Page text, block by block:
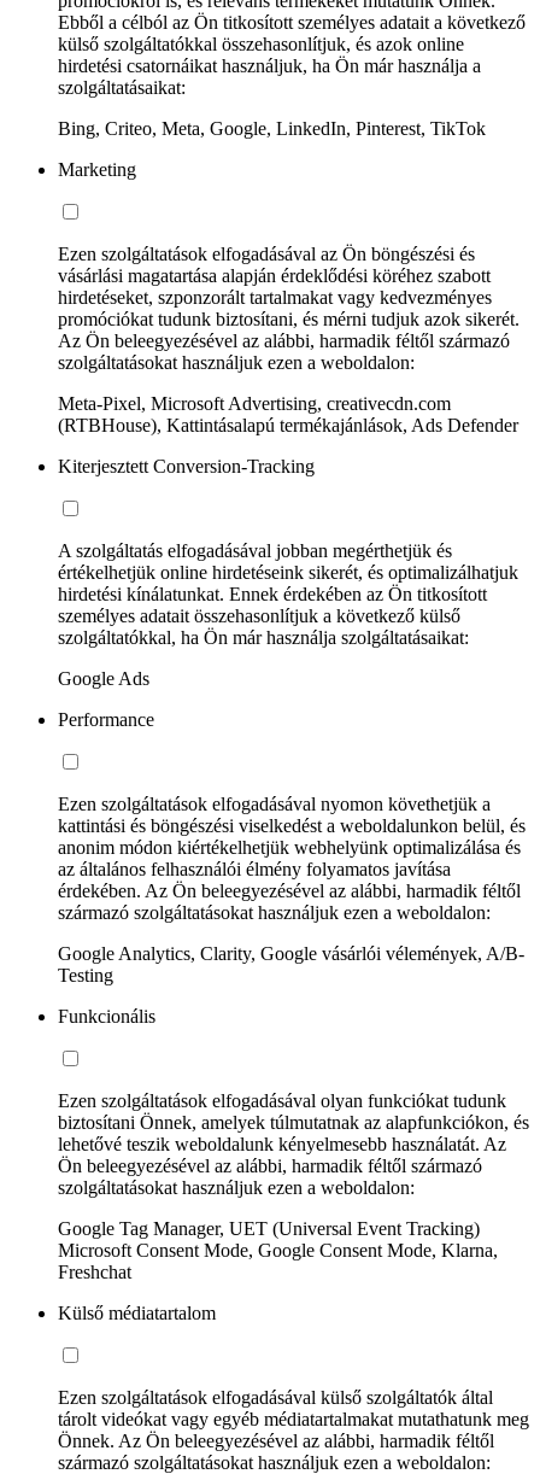
Ebből a célból az Ön titkosított személyes adatait a következő
külső szolgáltatókkal összehasonlítjuk, és azok online
hirdetési csatornáikat használjuk, ha Ön már használja a
szolgáltatásaikat:
Bing, Criteo, Meta, Google, LinkedIn, Pinterest, TikTok
Marketing
Ezen szolgáltatások elfogadásával az Ön böngészési és
vásárlási magatartása alapján érdeklődési köréhez szabott
hirdetéseket, szponzorált tartalmakat vagy kedvezményes
promóciókat tudunk biztosítani, és mérni tudjuk azok sikerét.
Az Ön beleegyezésével az alábbi, harmadik féltől származó
szolgáltatásokat használjuk ezen a weboldalon:
Meta-Pixel, Microsoft Advertising, creativecdn.com
(RTBHouse), Kattintásalapú termékajánlások, Ads Defender
Kiterjesztett Conversion-Tracking
A szolgáltatás elfogadásával jobban megérthetjük és
értékelhetjük online hirdetéseink sikerét, és optimalizálhatjuk
hirdetési kínálatunkat. Ennek érdekében az Ön titkosított
személyes adatait összehasonlítjuk a következő külső
szolgáltatókkal, ha Ön már használja szolgáltatásaikat:
Google Ads
Performance
Ezen szolgáltatások elfogadásával nyomon követhetjük a
kattintási és böngészési viselkedést a weboldalunkon belül, és
anonim módon kiértékelhetjük webhelyünk optimalizálása és
az általános felhasználói élmény folyamatos javítása
érdekében. Az Ön beleegyezésével az alábbi, harmadik féltől
származó szolgáltatásokat használjuk ezen a weboldalon:
Google Analytics, Clarity, Google vásárlói vélemények, A/B-
Testing
Funkcionális
Ezen szolgáltatások elfogadásával olyan funkciókat tudunk
biztosítani Önnek, amelyek túlmutatnak az alapfunkciókon, és
lehetővé teszik weboldalunk kényelmesebb használatát. Az
Ön beleegyezésével az alábbi, harmadik féltől származó
szolgáltatásokat használjuk ezen a weboldalon:
Google Tag Manager, UET (Universal Event Tracking)
Microsoft Consent Mode, Google Consent Mode, Klarna,
Freshchat
Külső médiatartalom
Ezen szolgáltatások elfogadásával külső szolgáltatók által
tárolt videókat vagy egyéb médiatartalmakat mutathatunk meg
Önnek. Az Ön beleegyezésével az alábbi, harmadik féltől
származó szolgáltatásokat használjuk ezen a weboldalon: